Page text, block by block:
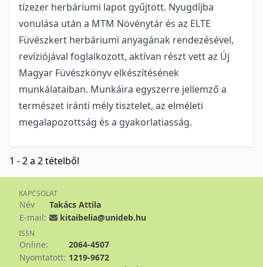
tízezer herbáriumi lapot gyűjtött. Nyugdíjba
vonulása után a MTM Növénytár és az ELTE
Füvészkert herbáriumi anyagának rendezésével,
revíziójával foglalkozott, aktívan részt vett az Új
Magyar Füvészkönyv elkészítésének
munkálataiban. Munkáira egyszerre jellemző a
természet iránti mély tisztelet, az elméleti
megalapozottság és a gyakorlatiasság.
1 - 2 a 2 tételből
KAPCSOLAT
Név
Takács Attila
E-mail:
kitaibelia@unideb.hu
ISSN
Online:
2064-4507
Nyomtatott: 1219-9672